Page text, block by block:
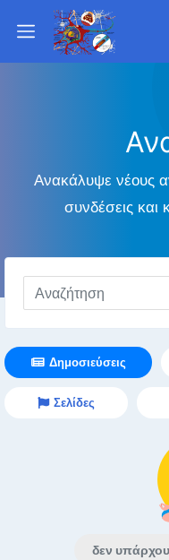
Ανακάλυψε νέους
συνδέσεις και
Δημοσιεύσεις
Σελίδες
δεν